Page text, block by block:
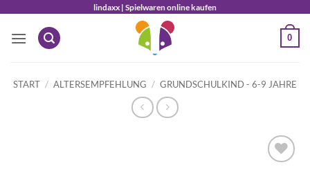
springen
lindaxx | Spielwaren online kaufen
0
START / ALTERSEMPFEHLUNG / GRUNDSCHULKIND - 6-9 JAHRE